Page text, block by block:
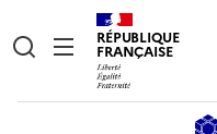
RÉPUBLIQUE
FRANÇAISE